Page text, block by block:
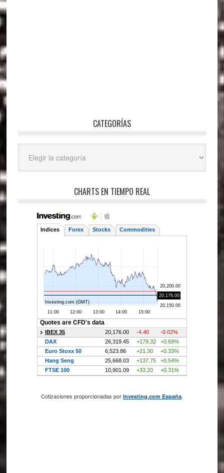
CATEGORÍAS
CHARTS EN TIEMPO REAL
Cotizaciones proporcionadas por Investing.com España.